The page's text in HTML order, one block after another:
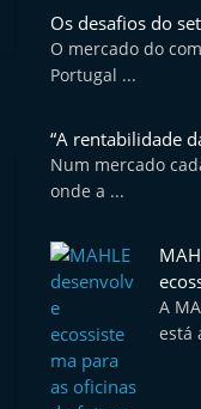
Os desafios do
O mercado do
Portugal ...
“A rentabilidade
Num mercado
onde a ...
A
está